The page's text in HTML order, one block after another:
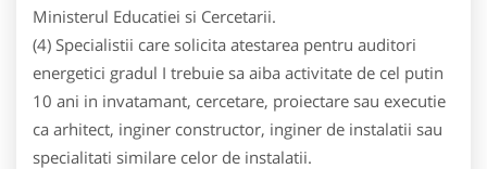
Ministerul Educatiei si Cercetarii.
(4) Specialistii care solicita atestarea pentru auditori
energetici gradul I trebuie sa aiba activitate de cel putin
10 ani in invatamant, cercetare, proiectare sau executie
ca arhitect, inginer constructor, inginer de instalatii sau
specialitati similare celor de instalatii.